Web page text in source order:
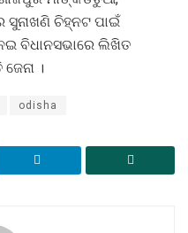
ଚିହ୍ନଟ ପାଇଁ
ବିଧାନସଭାରେ ଲିଖିତ
।
odisha